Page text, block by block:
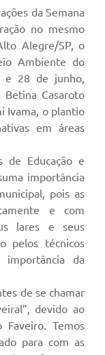
da Semana
no mesmo
Alegre/SP, o
Ambiente do
e 28 de junho,
Casaroto
Ivama, o plantio
em áreas
de Educação e
importância
pois as
e com
lares e seus
pelos técnicos
importância da
de se chamar
devido ao
Temos
para com as